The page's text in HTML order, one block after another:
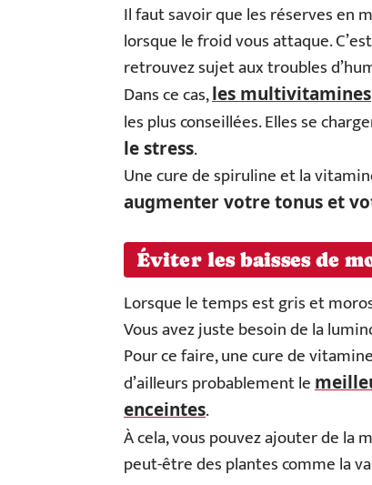
Il faut savoir que les réserves en
lorsque le froid vous attaque.
retrouvez sujet aux troubles
Dans ce cas,les multivitamines
les plus conseillées. Elles se
le stress.
Une cure de spiruline et la
augmenter votre tonus et
Éviter les baisses de
Lorsque le temps est gris et
Vous avez juste besoin de la
Pour ce faire, une cure de
d’ailleurs probablement le
enceintes.
À cela, vous pouvez ajouter de la
peut-être des plantes comme la